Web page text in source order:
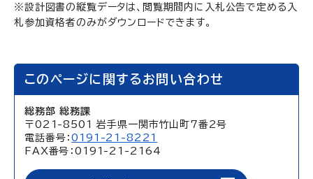
※設計図書の縦覧データは、閲覧期間内に入札公告で定める入
札参加資格者のみがダウンロードできます。
このページに関するお問い合わせ
総務部 総務課
〒021-8501 岩手県一関市竹山町7番2号
電話番号：0191-21-8221
FAX番号：0191-21-2164